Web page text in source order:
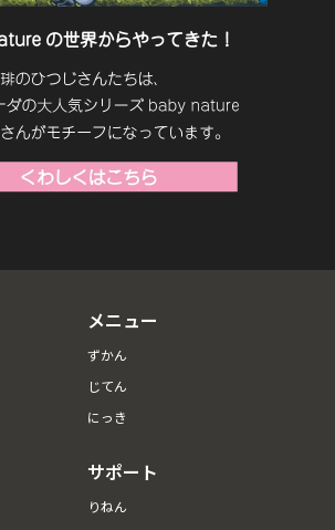
メニュー
ずかん
じてん
にっき
サポート
りねん